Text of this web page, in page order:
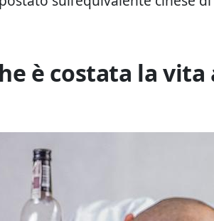
è costata la vita